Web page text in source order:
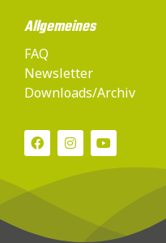
Allgemeines
FAQ
Newsletter
Downloads/Archiv